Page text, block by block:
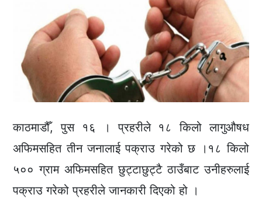
काठमाडौँ, पुस १६ । प्रहरीले १८ किलो लागुऔषध
अफिमसहित तीन जनालाई पक्राउ गरेको छ ।१८ किलो
५०० ग्राम अफिमसहित छुट्टाछुट्टै ठाउँबाट उनीहरुलाई
पक्राउ गरेको प्रहरीले जानकारी दिएको हो ।